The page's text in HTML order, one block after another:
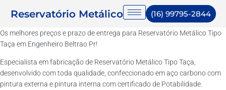
Reservatório Metálico (16) 99795-2844
Os melhores preços e prazo de entrega para Reservatório Metálico Tipo
Taça em Engenheiro Beltrao Pr!
Especialista em fabricação de Reservatório Metálico Tipo Taça,
desenvolvido com toda qualidade, confeccionado em aço carbono com
pintura externa e pintura interna com certificado de Potabilidade.